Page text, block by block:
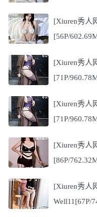
[Xiuren秀人
[56P/
[Xiuren秀人
[71P/
[Xiuren秀人
[71P/
[Xiuren秀人
[86P/
[Xiuren秀人
Well11[67P/